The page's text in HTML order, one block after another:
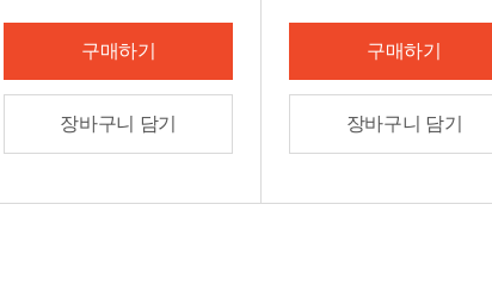
구매하기
장바구니 담기
구매하기
장바구니 담기